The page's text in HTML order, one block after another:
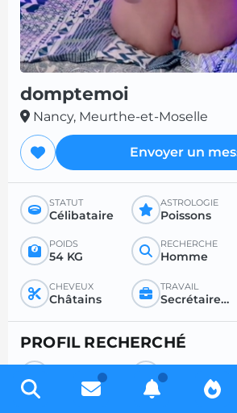
domptemoi
Nancy, Meurthe-et-Moselle
Envoyer un
STATUT
Célibataire
ASTROLOGIE
Poissons
POIDS
54 KG
RECHERCHE
Homme
CHEVEUX
Châtains
TRAVAIL
Secrétaire / fonctionnaire / instituteur
PROFIL RECHERCHÉ
RECHERCHE
Homme
POUR
Sexe